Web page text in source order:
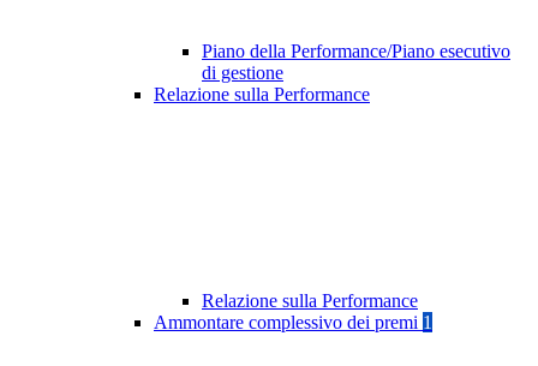
Piano della Performance/Piano esecutivo
di gestione
Relazione sulla Performance
Relazione sulla Performance
Ammontare complessivo dei premi 1